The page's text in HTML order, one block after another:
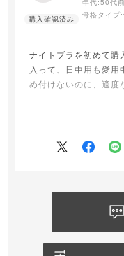
年代:50代
骨格タイプ:
ナイトブラを初めて購
入って、日中用も愛用
め付けないのに、適度
したが、着用した姿
タイトスカートも自